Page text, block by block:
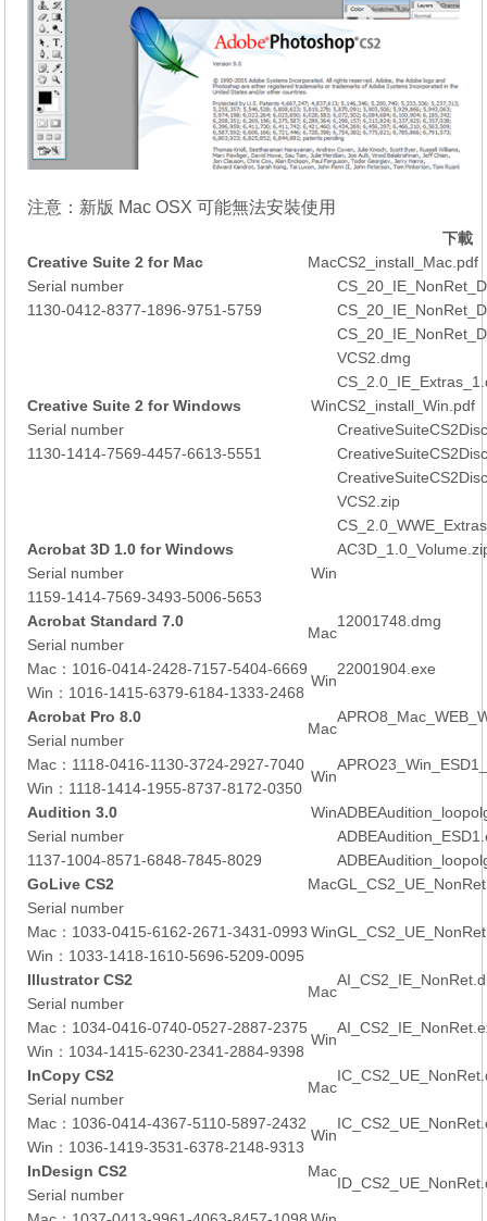
注意：新版 Mac OSX 可能無法安裝使用
下載
Creative Suite 2 for Mac
Serial number
1130-0412-8377-1896-9751-5759
MacCS2_install_Mac.pdf
VCS2.dmg
Creative Suite 2 for Windows
Serial number
1130-1414-7569-4457-6613-5551
WinCS2_install_Win.pdf
VCS2.zip
Acrobat 3D 1.0 for Windows
Serial number
1159-1414-7569-3493-5006-5653
Win
Acrobat Standard 7.0
Serial number
Mac：1016-0414-2428-7157-5404-6669
Win：1016-1415-6379-6184-1333-2468
Mac
12001748.dmg
Win
22001904.exe
Acrobat Pro 8.0
Serial number
Mac：1118-0416-1130-3724-2927-7040
Win：1118-1414-1955-8737-8172-0350
Mac
Win
Audition 3.0
Serial number
1137-1004-8571-6848-7845-8029
Win
GoLive CS2
Serial number
Mac：1033-0415-6162-2671-3431-0993
Win：1033-1418-1610-5696-5209-0095
Mac
Win
Illustrator CS2
Serial number
Mac：1034-0416-0740-0527-2887-2375
Win：1034-1415-6230-2341-2884-9398
Mac
Win
InCopy CS2
Serial number
Mac：1036-0414-4367-5110-5897-2432
Win：1036-1419-3531-6378-2148-9313
Mac
Win
InDesign CS2
Serial number
Mac